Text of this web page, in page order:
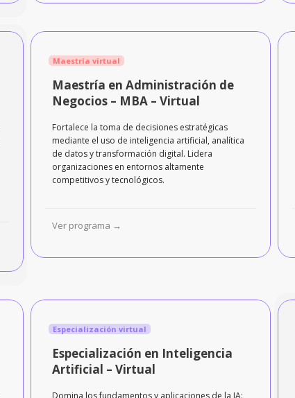
Maestría virtual
Maestría en Administración de
Negocios – MBA – Virtual
Fortalece la toma de decisiones estratégicas
mediante el uso de inteligencia artificial, analítica
de datos y transformación digital. Lidera
organizaciones en entornos altamente
competitivos y tecnológicos.
Ver programa →
Especialización virtual
Especialización en Inteligencia
Artificial – Virtual
Domina los fundamentos y aplicaciones de la IA: